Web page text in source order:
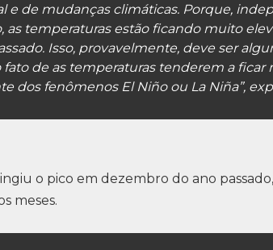
e de mudanças climáticas. Porque,
as temperaturas estão ficando muito
Isso, provavelmente, deve ser
fato de as temperaturas tenderem a ficar
dos fenômenos El Niño ou La Niña”,
o pico em dezembro do ano
meses.